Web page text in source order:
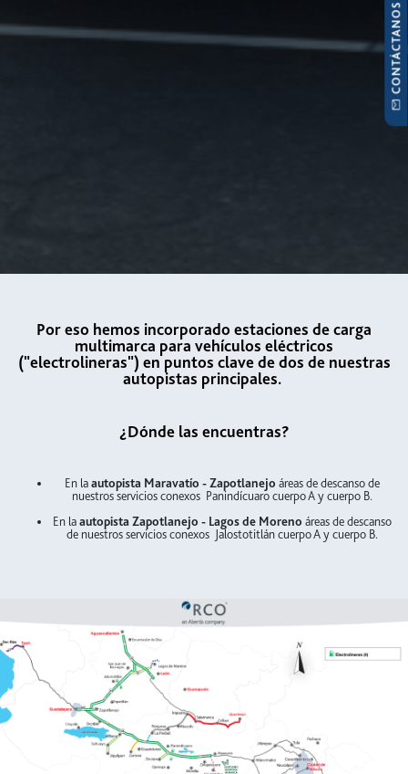
Por eso hemos incorporado estaciones de carga
multimarca para vehículos eléctricos
("electrolineras") en puntos clave de dos de nuestras
autopistas principales.
¿Dónde las encuentras?
En laautopista Maravatío - Zapotlanejo áreas de descanso de
nuestros servicios conexos Panindícuaro cuerpo A y cuerpo B.
En laautopista Zapotlanejo - Lagos de Moreno áreas de descanso
de nuestros servicios conexos Jalostotitlán cuerpo A y cuerpo B.
CONTÁCTANOS